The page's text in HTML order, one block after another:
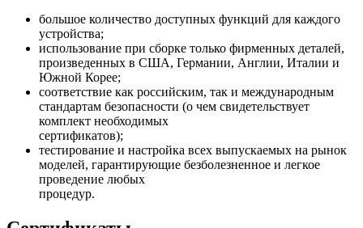
большое количество доступных функций для каждого
устройства;
использование при сборке только фирменных деталей,
произведенных в США, Германии, Англии, Италии и
Южной Корее;
соответствие как российским, так и международным
стандартам безопасности (о чем свидетельствует
комплект необходимых
сертификатов);
тестирование и настройка всех выпускаемых на рынок
моделей, гарантирующие безболезненное и легкое
проведение любых
процедур.